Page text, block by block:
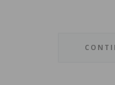
A AD voltou a